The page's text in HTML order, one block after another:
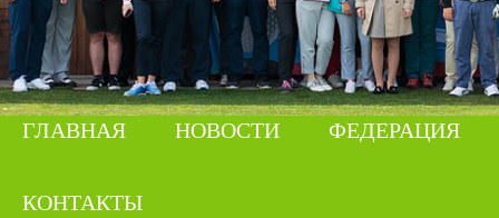
ГЛАВНАЯ НОВОСТИ ФЕДЕРАЦИЯ
КОНТАКТЫ